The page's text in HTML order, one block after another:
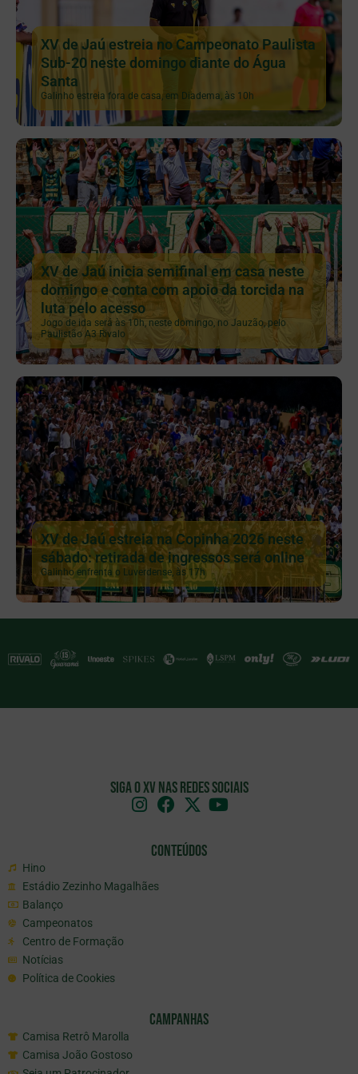
XV de Jaú estreia no Campeonato Paulista
Sub-20 neste domingo diante do Água
Santa
Galinho estreia fora de casa, em Diadema, às 10h
XV de Jaú inicia semifinal em casa neste
domingo e conta com apoio da torcida na
luta pelo acesso
Jogo de ida será às 10h, neste domingo, no Jauzão, pelo
Paulistão A3 Rivalo
XV de Jaú estreia na Copinha 2026 neste
sábado: retirada de ingressos será online
Galinho enfrenta o Luverdense, às 17h
Siga o XV nas redes sociais
Conteúdos
Hino
Estádio Zezinho Magalhães
Balanço
Campeonatos
Centro de Formação
Notícias
Política de Cookies
Campanhas
Camisa Retrô Marolla
Camisa João Gostoso